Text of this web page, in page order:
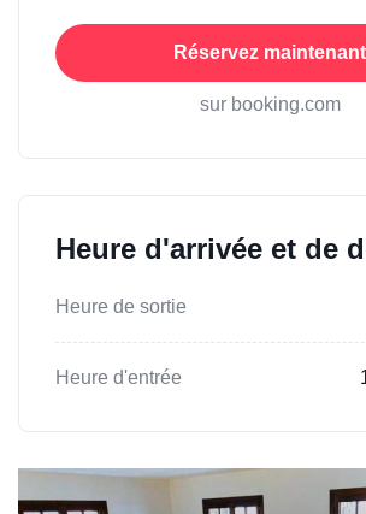
Réservez maintenant
sur booking.com
Heure d'arrivée et de
Heure de sortie
Heure d'entrée